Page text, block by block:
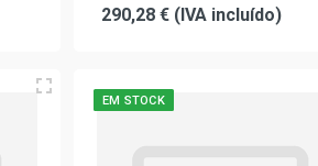
290,28 € (IVA incluído)
EM STOCK